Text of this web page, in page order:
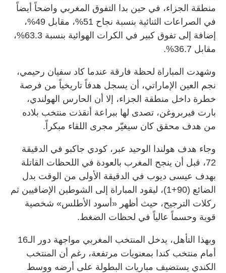
منطقة الجزاء، في حين بدا التفوق المغربي واضحاً أيضاً
في الصراعات الثنائية بنسبة نجاح 51%، مقابل 49%،
إضافة إلى تفوق كبير في الكرات الهوائية بنسبة 63.3%،
مقابل 36.7%.
وشهدت المباراة لحظة فارقة عندما كاد سفيان رحيمي،
نجم العين الإماراتي، أن يسجل هدفاً تاريخياً من فرصة
خطرة داخل منطقة الجزاء، إلا أن الحارس الهولندي،
بارت فيربروغن، تصدى لها ببراعة أنقذت منتخب بلاده
من هدف محقق كان سيغيّر مجرى اللقاء مبكراً.
وجاء هدف هولندا الوحيد عبر، كودي جاكبو في الدقيقة
72، قبل أن ينجح المغرب بالعودة في اللحظات القاتلة
بهدف عيسى ديوب في الدقيقة الأولى من الوقت بدل
الضائع (90+1)، ليقود المباراة إلى الشوطين الإضافيين ثم
ركلات الترجيح، حيث أظهر «أسود الأطلس» شخصية
قوية وحسماً عالياً في لحظات الضغط.
وبهذا التأهل، يدخل المنتخب المغربي مواجهة دور الـ16
أمام منتخب كندا بمعنويات مرتفعة، رغم أن المنتخب
الكندي يستضيف مباريات البطولة على أرضه ووسط